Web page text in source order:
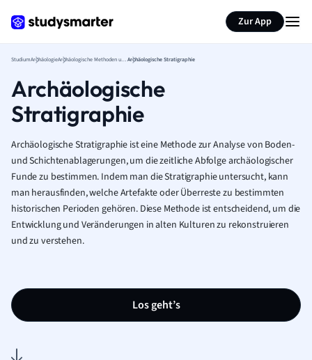
Zur App
StudiumArchäologie Archäologische Methoden und TheorieArchäologische Stratigraphie
Archäologische
Stratigraphie
Archäologische Stratigraphie ist eine Methode zur Analyse von Boden-
und Schichtenablagerungen, um die zeitliche Abfolge archäologischer
Funde zu bestimmen. Indem man die Stratigraphie untersucht, kann
man herausfinden, welche Artefakte oder Überreste zu bestimmten
historischen Perioden gehören. Diese Methode ist entscheidend, um die
Entwicklung und Veränderungen in alten Kulturen zu rekonstruieren
und zu verstehen.
Los geht’s